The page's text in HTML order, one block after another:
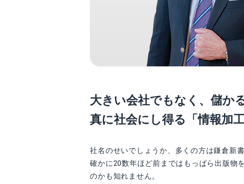
大きい会社でもなく、儲か
真に社会にし得る「情報加
社名のせいでしょうか、多くの方は鎌倉新
確かに20数年ほど前まではもっぱら出版物
のかも知れません。